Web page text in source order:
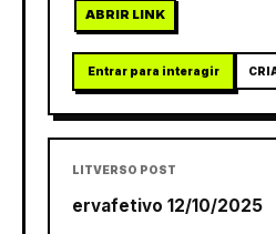
ABRIR LINK
Entrar para interagir
LITVERSO POST
ervafetivo 12/10/2025